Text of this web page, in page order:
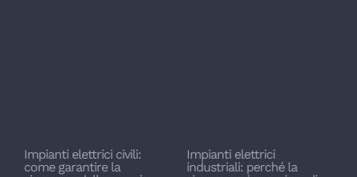
Impianti elettrici civili:
come garantire la
Impianti elettrici
industriali: perché la